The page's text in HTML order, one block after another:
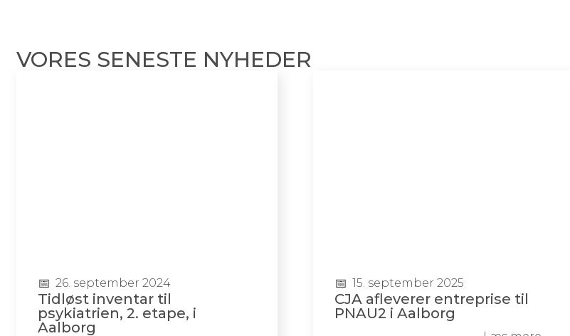
VORES SENESTE NYHEDER
26. september 2024
Tidløst inventar til
psykiatrien, 2. etape, i
Aalborg
15. september 2025
CJA afleverer entreprise til
PNAU2 i Aalborg